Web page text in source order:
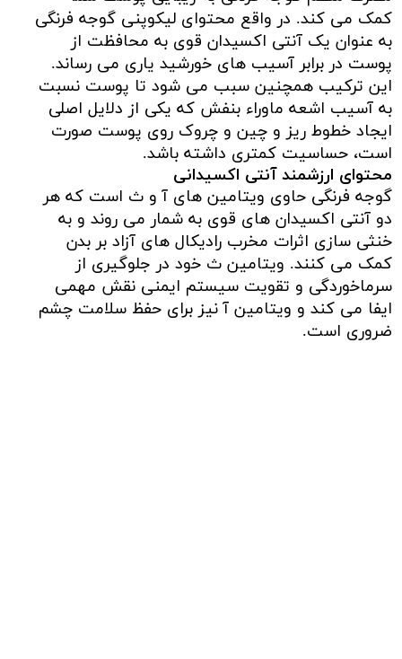
کمک می کند. در واقع محتوای لیکوپنی گوجه فرنگی
به عنوان یک آنتی اکسیدان قوی به محافظت از
پوست در برابر آسیب های خورشید یاری می رساند.
این ترکیب همچنین سبب می شود تا پوست نسبت
به آسیب اشعه ماوراء بنفش که یکی از دلایل اصلی
ایجاد خطوط ریز و چین و چروک روی پوست صورت
است، حساسیت کمتری داشته باشد.
محتوای ارزشمند آنتی اکسیدانی
گوجه فرنگی حاوی ویتامین های آ و ث است که هر
دو آنتی اکسیدان های قوی به شمار می روند و به
خنثی سازی اثرات مخرب رادیکال های آزاد بر بدن
کمک می کنند. ویتامین ث خود در جلوگیری از
سرماخوردگی و تقویت سیستم ایمنی نقش مهمی
ایفا می کند و ویتامین آ نیز برای حفظ سلامت چشم
ضروری است.